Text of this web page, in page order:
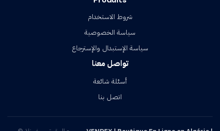
شروط الاستخدام
سياسة الخصوصية
سياسة الإستبدال والإسترجاع
تواصل معنا
أسئلة شائعة
اتصل بنا